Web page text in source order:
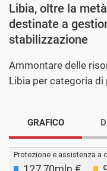
Libia, oltre la
destinate a
stabilizzazione
Ammontare delle
Libia per categoria
GRAFICO